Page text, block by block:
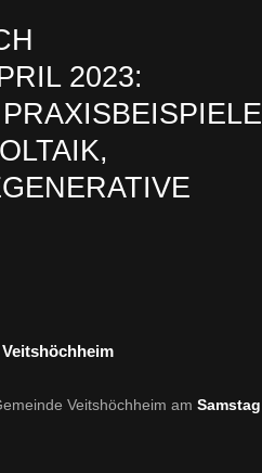
2023:
Veitshöchheim am Samstag